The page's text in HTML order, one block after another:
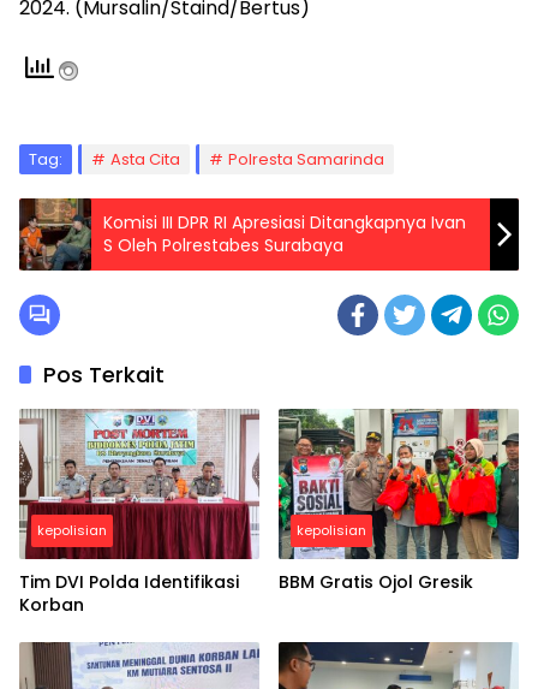
2024. (Mursalin/Staind/Bertus)
Tag: Asta Cita Polresta Samarinda
Komisi III DPR RI Apresiasi Ditangkapnya Ivan
S Oleh Polrestabes Surabaya
Pos Terkait
kepolisian
Tim DVI Polda Identifikasi
Korban
kepolisian
BBM Gratis Ojol Gresik